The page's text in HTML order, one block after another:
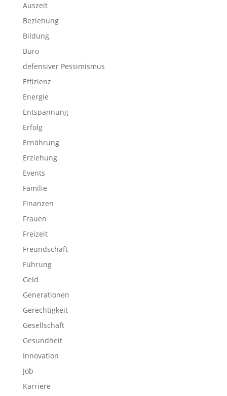
Auszeit
Beziehung
Bildung
Büro
defensiver Pessimismus
Effizienz
Energie
Entspannung
Erfolg
Ernährung
Erziehung
Events
Familie
Finanzen
Frauen
Freizeit
Freundschaft
Führung
Geld
Generationen
Gerechtigkeit
Gesellschaft
Gesundheit
Innovation
Job
Karriere